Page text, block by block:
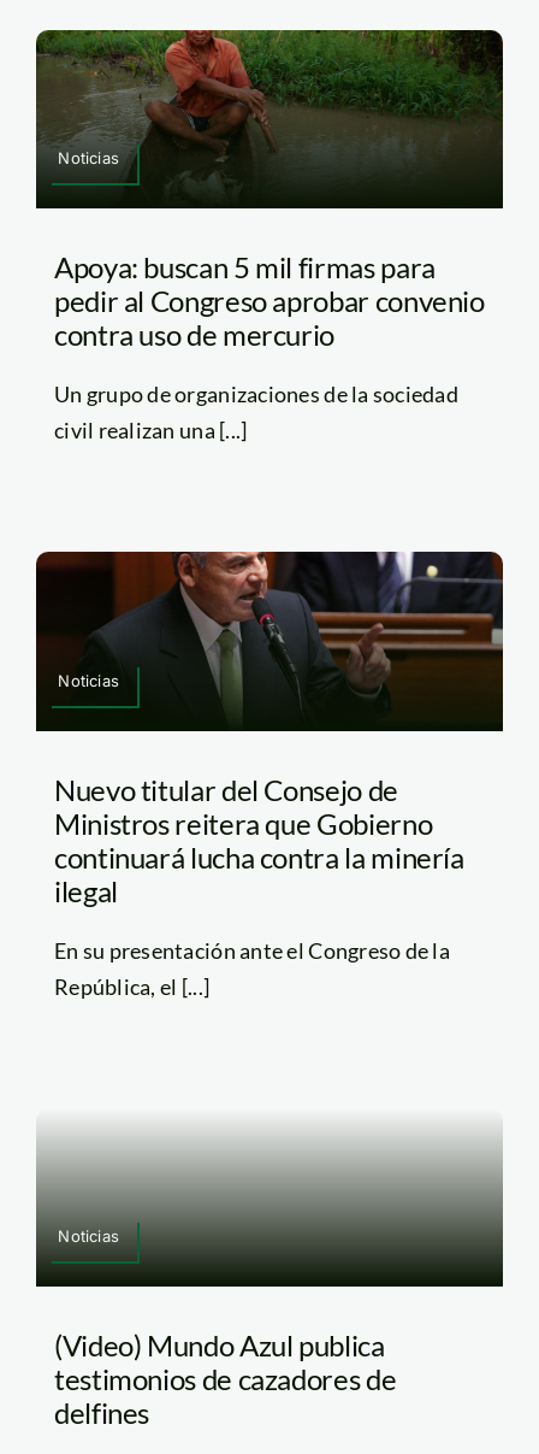
Noticias
Apoya: buscan 5 mil firmas para
pedir al Congreso aprobar convenio
contra uso de mercurio
Un grupo de organizaciones de la sociedad
civil realizan una [...]
Noticias
Nuevo titular del Consejo de
Ministros reitera que Gobierno
continuará lucha contra la minería
ilegal
En su presentación ante el Congreso de la
República, el [...]
Noticias
(Video) Mundo Azul publica
testimonios de cazadores de
delfines